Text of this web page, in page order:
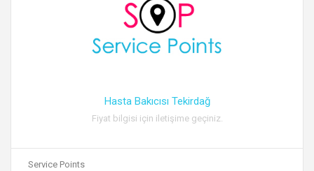
Hasta Bakıcısı Tekirdağ
Fiyat bilgisi için iletişime geçiniz.
Service Points